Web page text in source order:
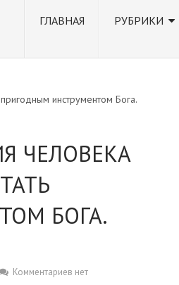
ГЛАВНАЯ РУБРИКИ
инструментом Бога.
ЧЕЛОВЕКА
БОГА.
Комментариев нет